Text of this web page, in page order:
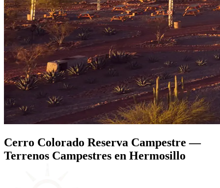
Cerro Colorado Reserva Campestre —
Terrenos Campestres en Hermosillo